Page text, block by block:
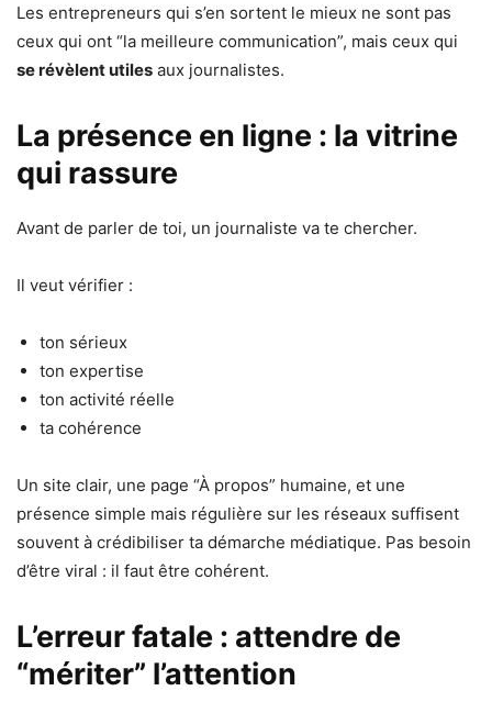
Les entrepreneurs qui s’en sortent le mieux ne sont pas
ceux qui ont “la meilleure communication”, mais ceux qui
se révèlent utiles aux journalistes.
La présence en ligne : la vitrine
qui rassure
Avant de parler de toi, un journaliste va te chercher.
Il veut vérifier :
ton sérieux
ton expertise
ton activité réelle
ta cohérence
Un site clair, une page “À propos” humaine, et une
présence simple mais régulière sur les réseaux suffisent
souvent à crédibiliser ta démarche médiatique. Pas besoin
d’être viral : il faut être cohérent.
L’erreur fatale : attendre de
“mériter” l’attention